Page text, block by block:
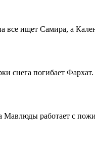
ищет Самира, а
снега погибает
Мавлюды работает с